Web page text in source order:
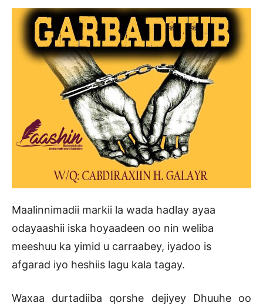
Maalinnimadii markii la wada hadlay ayaa
odayaashii iska hoyaadeen oo nin weliba
meeshuu ka yimid u carraabey, iyadoo is
afgarad iyo heshiis lagu kala tagay.
Waxaa durtadiiba qorshe dejiyey Dhuuhe oo